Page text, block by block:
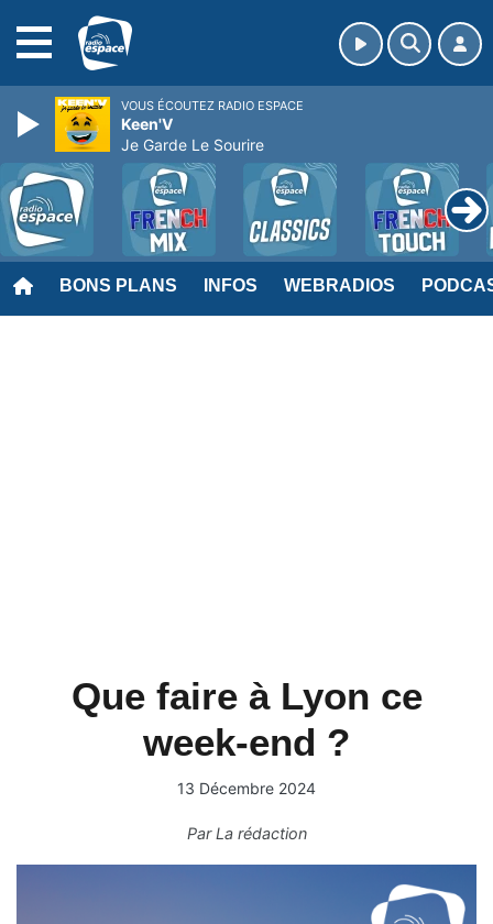
BONS PLANS INFOS WEBRADIOS
Que faire à Lyon ce
week-end ?
13 Décembre 2024
ParLa rédaction
VOUS ÉCOUTEZ RADIO ESPACE
Keen'V
Je Garde Le Sourire